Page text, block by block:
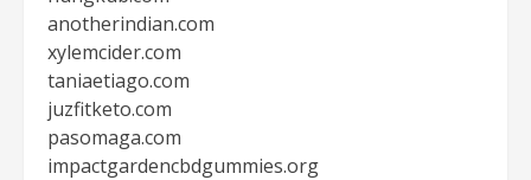
anotherindian.com
xylemcider.com
taniaetiago.com
juzfitketo.com
pasomaga.com
impactgardencbdgummies.org